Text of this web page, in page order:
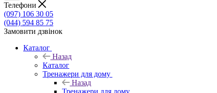
Телефони
(097) 106 30 05
(044) 594 85 75
Замовити дзвінок
Каталог
Назад
Каталог
Тренажери для дому
Назад
Тренажери для дому